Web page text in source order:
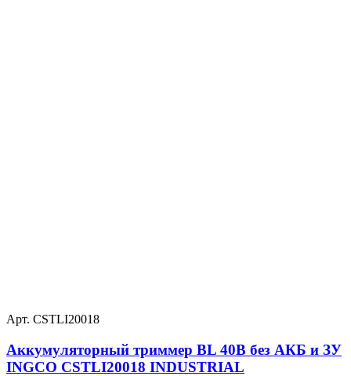
Арт. CSTLI20018
Аккумуляторный триммер BL 40В без АКБ и ЗУ
INGCO CSTLI20018 INDUSTRIAL